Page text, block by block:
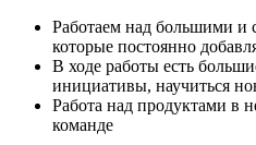
Работаем над большими
которые постоянно
В ходе работы есть
инициативы, научиться
Работа над продуктами в
команде